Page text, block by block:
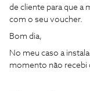
de cliente para que a
com o seu voucher.
Bom dia,
No meu caso a
momento não recebi